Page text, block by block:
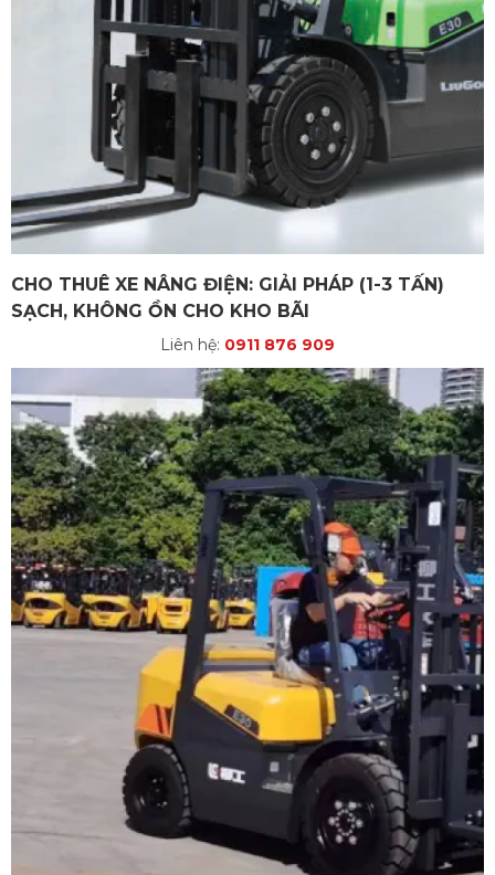
CHO THUÊ XE NÂNG ĐIỆN: GIẢI PHÁP (1-3 TẤN)
SẠCH, KHÔNG ỒN CHO KHO BÃI
Liên hệ: 0911 876 909